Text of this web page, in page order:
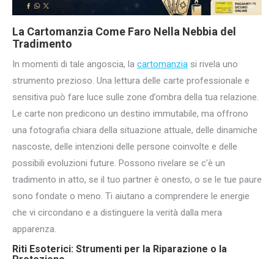
La Cartomanzia Come Faro Nella Nebbia del
Tradimento
In momenti di tale angoscia, la cartomanzia si rivela uno
strumento prezioso. Una lettura delle carte professionale e
sensitiva può fare luce sulle zone d’ombra della tua relazione.
Le carte non predicono un destino immutabile, ma offrono
una fotografia chiara della situazione attuale, delle dinamiche
nascoste, delle intenzioni delle persone coinvolte e delle
possibili evoluzioni future. Possono rivelare se c’è un
tradimento in atto, se il tuo partner è onesto, o se le tue paure
sono fondate o meno. Ti aiutano a comprendere le energie
che vi circondano e a distinguere la verità dalla mera
apparenza.
Riti Esoterici: Strumenti per la Riparazione o la